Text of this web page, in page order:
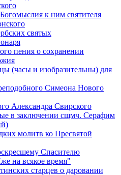
к ним святителя
святых
пения о сохранении
(часы и изобразительны) для
Симеона Нового
Александра Свирского
в заключении сщмч. Серафим
молитв ко Пресвятой
Спасителю
на всякое время"
старцев о даровании